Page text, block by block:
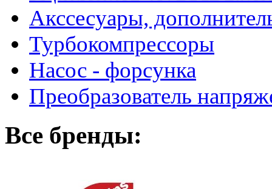
Акссесуары,
Турбокомпрессоры
Насос - форсунка
Преобразователь
Все бренды: